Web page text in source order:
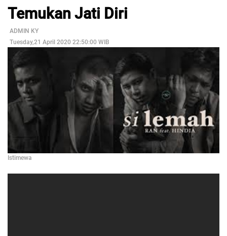
Temukan Jati Diri
ADMIN KY
Tuesday,21 April 2020 22:50:00 WIB
Istimewa